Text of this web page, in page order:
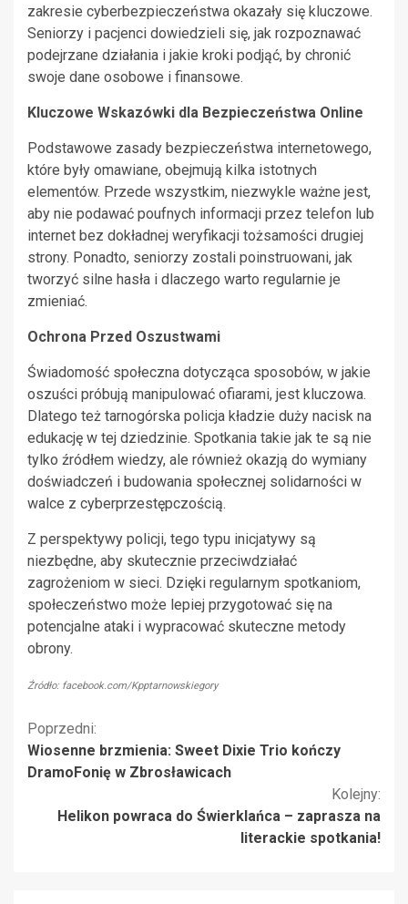
zakresie cyberbezpieczeństwa okazały się kluczowe.
Seniorzy i pacjenci dowiedzieli się, jak rozpoznawać
podejrzane działania i jakie kroki podjąć, by chronić
swoje dane osobowe i finansowe.
Kluczowe Wskazówki dla Bezpieczeństwa Online
Podstawowe zasady bezpieczeństwa internetowego,
które były omawiane, obejmują kilka istotnych
elementów. Przede wszystkim, niezwykle ważne jest,
aby nie podawać poufnych informacji przez telefon lub
internet bez dokładnej weryfikacji tożsamości drugiej
strony. Ponadto, seniorzy zostali poinstruowani, jak
tworzyć silne hasła i dlaczego warto regularnie je
zmieniać.
Ochrona Przed Oszustwami
Świadomość społeczna dotycząca sposobów, w jakie
oszuści próbują manipulować ofiarami, jest kluczowa.
Dlatego też tarnogórska policja kładzie duży nacisk na
edukację w tej dziedzinie. Spotkania takie jak te są nie
tylko źródłem wiedzy, ale również okazją do wymiany
doświadczeń i budowania społecznej solidarności w
walce z cyberprzestępczością.
Z perspektywy policji, tego typu inicjatywy są
niezbędne, aby skutecznie przeciwdziałać
zagrożeniom w sieci. Dzięki regularnym spotkaniom,
społeczeństwo może lepiej przygotować się na
potencjalne ataki i wypracować skuteczne metody
obrony.
Źródło: facebook.com/Kpptarnowskiegory
Kontynuuj
czytanie
Poprzedni:
Wiosenne brzmienia: Sweet Dixie Trio kończy
DramoFonię w Zbrosławicach
Kolejny:
Helikon powraca do Świerklańca – zaprasza na
literackie spotkania!